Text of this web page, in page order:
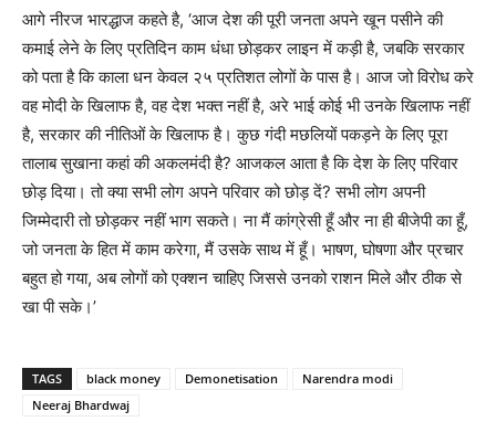
आगे नीरज भारद्धाज कहते है, ‘आज देश की पूरी जनता अपने खून पसीने की
कमाई लेने के लिए प्रतिदिन काम धंधा छोड़कर लाइन में कड़ी है, जबकि सरकार
को पता है कि काला धन केवल २५ प्रतिशत लोगों के पास है। आज जो विरोध करे
वह मोदी के खिलाफ है, वह देश भक्त नहीं है, अरे भाई कोई भी उनके खिलाफ नहीं
है, सरकार की नीतिओं के खिलाफ है। कुछ गंदी मछलियों पकड़ने के लिए पूरा
तालाब सुखाना कहां की अकलमंदी है? आजकल आता है कि देश के लिए परिवार
छोड़ दिया। तो क्या सभी लोग अपने परिवार को छोड़ दें? सभी लोग अपनी
जिम्मेदारी तो छोड़कर नहीं भाग सकते। ना मैं कांग्रेसी हूँ और ना ही बीजेपी का हूँ,
जो जनता के हित में काम करेगा, मैं उसके साथ में हूँ। भाषण, घोषणा और प्रचार
बहुत हो गया, अब लोगों को एक्शन चाहिए जिससे उनको राशन मिले और ठीक से
खा पी सके।’
TAGS black money Demonetisation
Narendra modi
Neeraj Bhardwaj